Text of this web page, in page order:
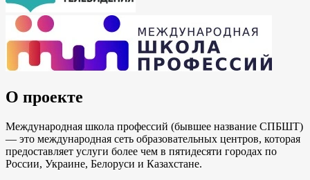
О проекте
Международная школа профессий (бывшее название СПБШТ)
— это международная сеть образовательных центров, которая
предоставляет услуги более чем в пятидесяти городах по
России, Украине, Белоруси и Казахстане.